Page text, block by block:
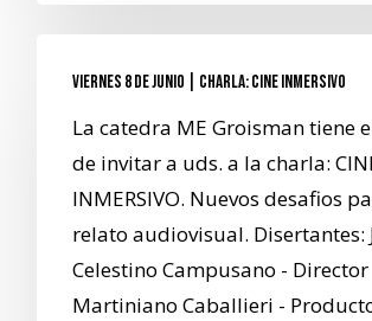
Viernes 8 de junio | Charla: CINE INMERSIVO
La catedra ME Groisman tiene
de invitar a uds. a la charla:
INMERSIVO. Nuevos desafios
relato audiovisual. Disertantes:
Celestino Campusano - Director
Martiniano Caballieri -